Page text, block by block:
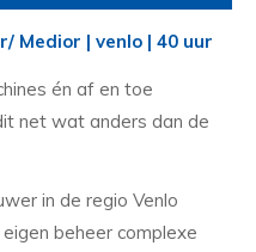
Medior | venlo | 40 uur
én af en toe
net wat anders dan de
in de regio Venlo
beheer complexe